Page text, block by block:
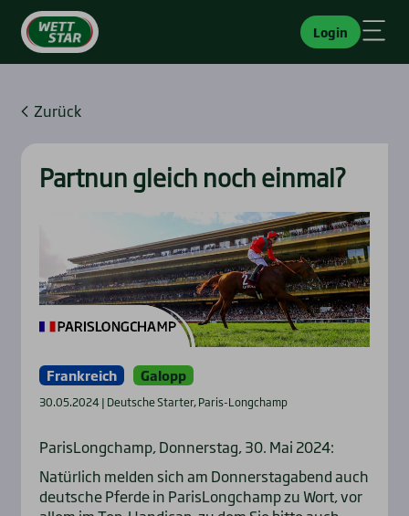
Login
Zurück
Part­nun gleich noch ein­mal?
Frankreich Galopp
30.05.2024 | Deutsche Starter, Paris-Longchamp
ParisLongchamp, Donnerstag, 30. Mai 2024:
Natürlich melden sich am Donnerstagabend auch
deutsche Pferde in ParisLongchamp zu Wort, vor